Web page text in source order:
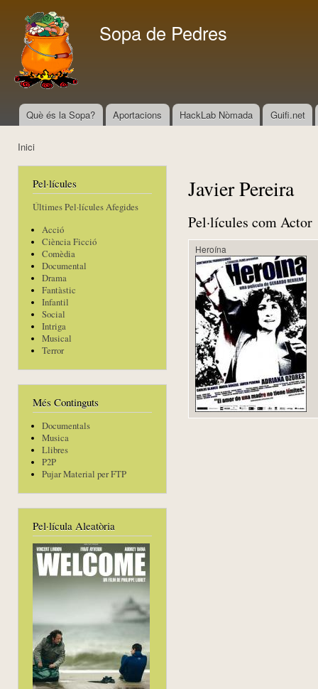
Sopa de Pedres
Menú principal
Què és la Sopa? Aportacions HackLab Nòmada Guifi.net
Inici
Pel·lícules
Últimes Pel·lícules Afegides
Acció
Ciència Ficció
Comèdia
Documental
Drama
Fantàstic
Infantil
Social
Intriga
Musical
Terror
Més Continguts
Documentals
Musica
Llibres
P2P
Pujar Material per FTP
Pel·lícula Aleatòria
Javier Pereira
Pel·lícules com Actor
Heroína